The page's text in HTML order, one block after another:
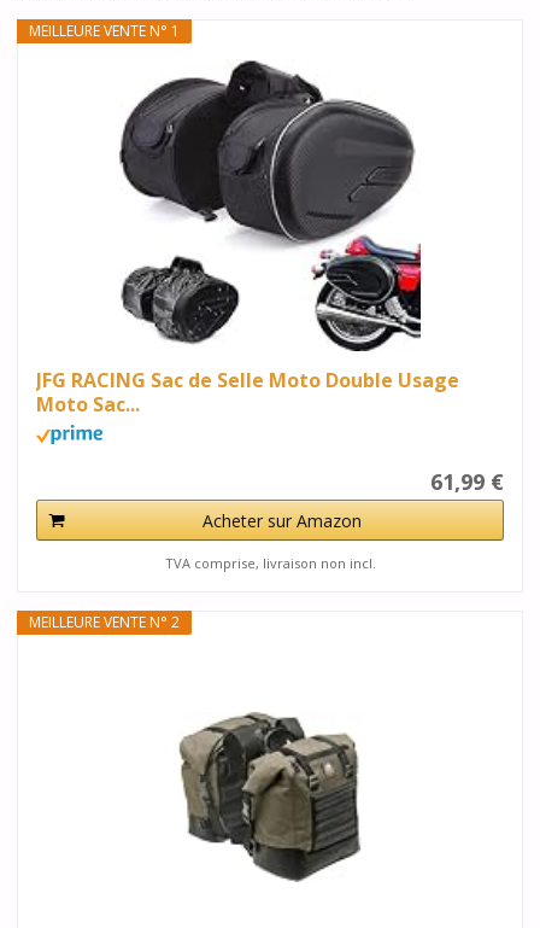
MEILLEURE VENTE N° 1
JFG RACING Sac de Selle Moto Double Usage
Moto Sac...
61,99 €
Acheter sur Amazon
TVA comprise, livraison non incl.
MEILLEURE VENTE N° 2